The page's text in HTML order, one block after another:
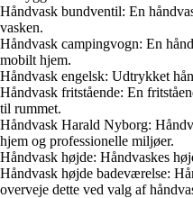
Håndvask bundventil: En
vasken.
Håndvask campingvogn: En
mobilt hjem.
Håndvask engelsk: Udtrykket
Håndvask fritstående: En
til rummet.
Håndvask Harald Nyborg:
hjem og professionelle miljøer.
Håndvask højde: Håndvaskes
Håndvask højde badeværelse:
overveje dette ved valg af